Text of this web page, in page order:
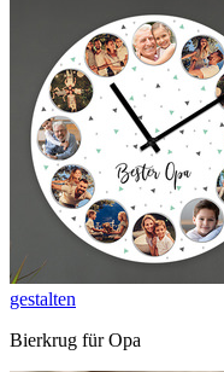
gestalten
Bierkrug für Opa